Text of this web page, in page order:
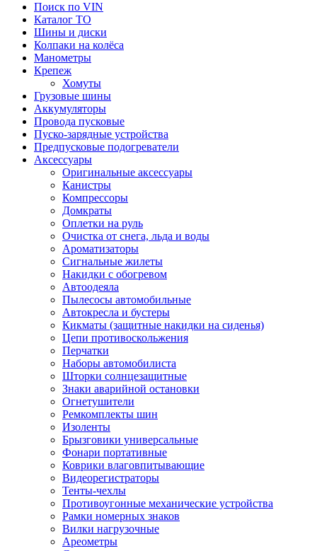
Поиск по VIN
Каталог ТО
Шины и диски
Колпаки на колёса
Манометры
Крепеж
Хомуты
Грузовые шины
Аккумуляторы
Провода пусковые
Пуско-зарядные устройства
Предпусковые подогреватели
Аксессуары
Оригинальные аксессуары
Канистры
Компрессоры
Домкраты
Оплетки на руль
Очистка от снега, льда и воды
Ароматизаторы
Сигнальные жилеты
Накидки с обогревом
Автоодеяла
Пылесосы автомобильные
Автокресла и бустеры
Кикматы (защитные накидки на сиденья)
Цепи противоскольжения
Перчатки
Наборы автомобилиста
Шторки солнцезащитные
Знаки аварийной остановки
Огнетушители
Ремкомплекты шин
Изоленты
Брызговики универсальные
Фонари портативные
Коврики влаговпитывающие
Видеорегистраторы
Тенты-чехлы
Противоугонные механические устройства
Рамки номерных знаков
Вилки нагрузочные
Ареометры